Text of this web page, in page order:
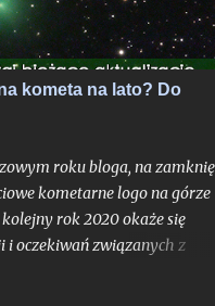
temu blogowi. Z punktu
głównego jak właśnie
od nas o 8 minut
oka. Ale w realiach
kometa na lato? Do
roku bloga, na
kometarne logo na górze
rok 2020 okaże się
oczekiwań związanych z